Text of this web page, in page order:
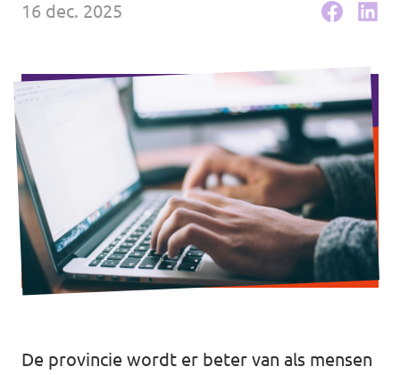
16 dec. 2025
De provincie wordt er beter van als mensen